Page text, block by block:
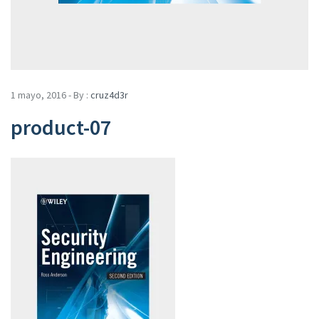
1 mayo, 2016 - By : cruz4d3r
product-07